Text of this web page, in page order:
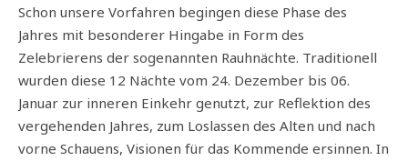
Schon unsere Vorfahren begingen diese Phase des
Jahres mit besonderer Hingabe in Form des
Zelebrierens der sogenannten Rauhnächte. Traditionell
wurden diese 12 Nächte vom 24. Dezember bis 06.
Januar zur inneren Einkehr genutzt, zur Reflektion des
vergehenden Jahres, zum Loslassen des Alten und nach
vorne Schauens, Visionen für das Kommende ersinnen. In